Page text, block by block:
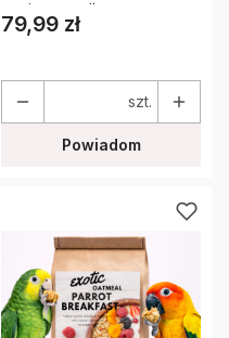
treningowy dla papug
Cena
79,99 zł
szt.
Powiadom